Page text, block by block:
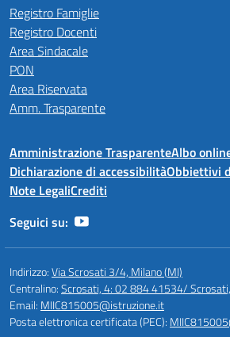
Registro Famiglie
Registro Docenti
Area Sindacale
PON
Area Riservata
Amm. Trasparente
Amministrazione TrasparenteAlbo
Dichiarazione di accessibilitàObbiettivi
Note LegaliCrediti
Seguici su:
Indirizzo:Via Scrosati 3/4, Milano (MI)
Centralino:Scrosati, 4: 02 884 41534/
Email: MIIC815005@istruzione.it
Posta elettronica certificata (PEC):